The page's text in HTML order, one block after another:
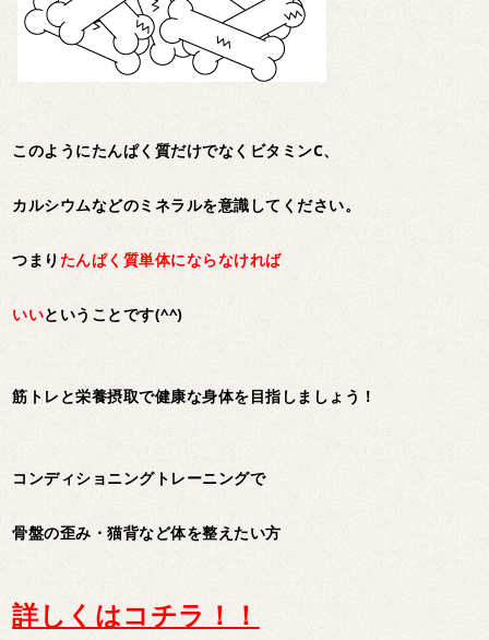
このようにたんぱく質だけでなくビタミンC、
カルシウムなどのミネラルを意識してください。
つまり たんぱく質単体にならなければ
いいということです(^^)
筋トレと栄養摂取で健康な身体を目指しましょう！
コンディショニングトレーニングで
骨盤の歪み・猫背など体を整えたい方
詳しくはコチラ！！